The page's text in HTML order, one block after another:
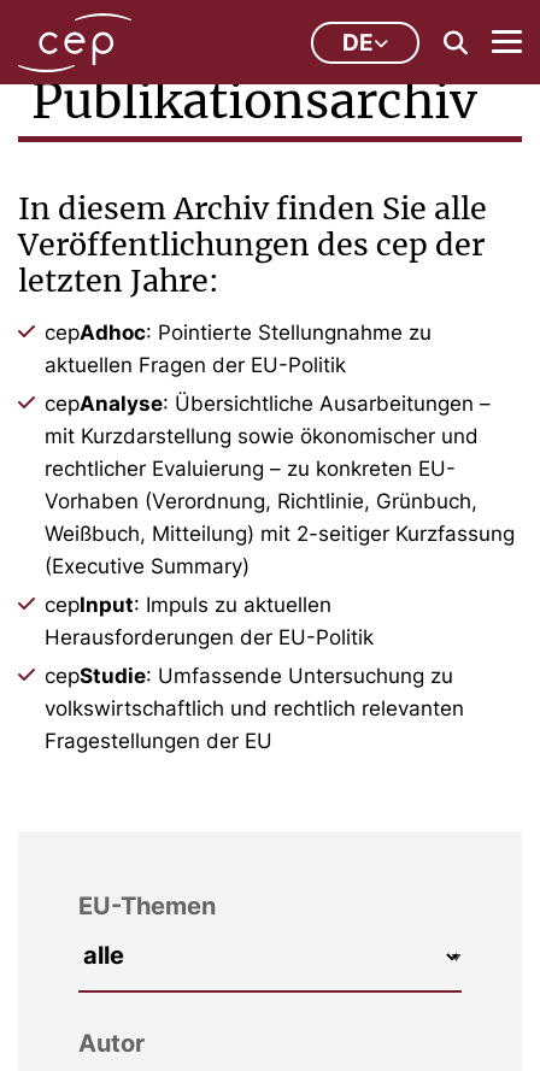
DE
Publikationsarchiv
In diesem Archiv finden Sie alle
Veröffentlichungen des cep der
letzten Jahre:
cepAdhoc: Pointierte Stellungnahme zu
aktuellen Fragen der EU-Politik
cepAnalyse: Übersichtliche Ausarbeitungen –
mit Kurzdarstellung sowie ökonomischer und
rechtlicher Evaluierung – zu konkreten EU-
Vorhaben (Verordnung, Richtlinie, Grünbuch,
Weißbuch, Mitteilung) mit 2-seitiger Kurzfassung
(Executive Summary)
cepInput: Impuls zu aktuellen
Herausforderungen der EU-Politik
cepStudie: Umfassende Untersuchung zu
volkswirtschaftlich und rechtlich relevanten
Fragestellungen der EU
EU-Themen
Autor